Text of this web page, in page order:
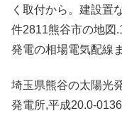
く取付から。建設置
件2811熊谷市の地図
発電の相場電気配線
埼玉県熊谷の太陽光
発電所,平成20.0-